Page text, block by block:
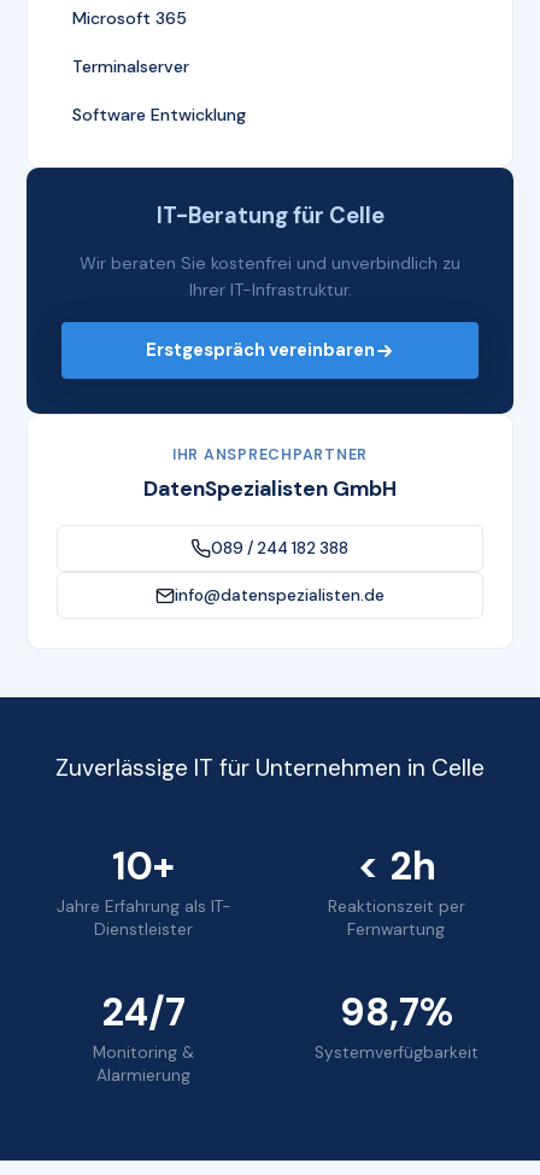
Microsoft 365
Terminalserver
Software Entwicklung
IT-Beratung für Celle
Wir beraten Sie kostenfrei und unverbindlich zu
Ihrer IT-Infrastruktur.
Erstgespräch vereinbaren
IHR ANSPRECHPARTNER
DatenSpezialisten GmbH
089 / 244 182 388
info@datenspezialisten.de
Zuverlässige IT für Unternehmen in Celle
10+
Jahre Erfahrung als IT-
Dienstleister
< 2h
Reaktionszeit per
Fernwartung
24/7
Monitoring &
Alarmierung
98,7%
Systemverfügbarkeit